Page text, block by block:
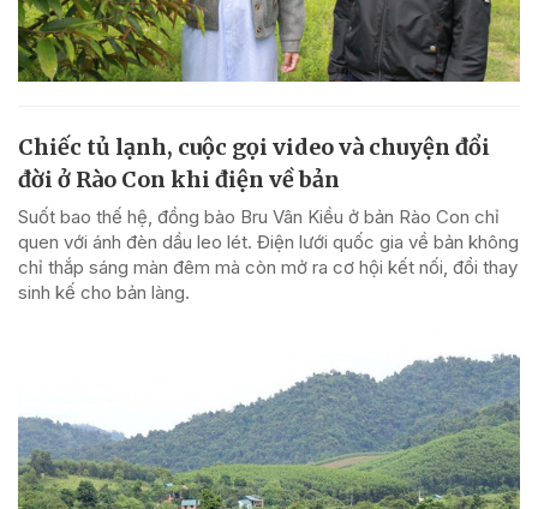
Chiếc tủ lạnh, cuộc gọi video và chuyện đổi
đời ở Rào Con khi điện về bản
Suốt bao thế hệ, đồng bào Bru Vân Kiều ở bản Rào Con chỉ
quen với ánh đèn dầu leo lét. Điện lưới quốc gia về bản không
chỉ thắp sáng màn đêm mà còn mở ra cơ hội kết nối, đổi thay
sinh kế cho bản làng.